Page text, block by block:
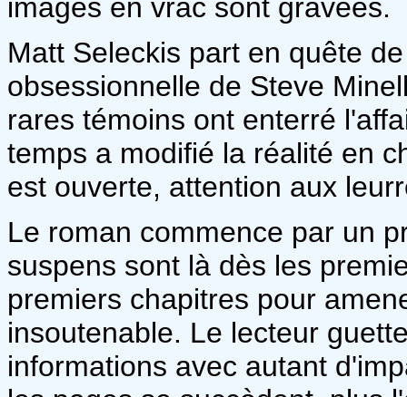
images en vrac sont gravées.
Matt Seleckis part en quête
obsessionnelle de Steve
rares témoins ont enterré
temps a modifié la réalité en
est ouverte, attention aux
Le roman commence par un
suspens sont là dès les
premiers chapitres pour
insoutenable. Le lecteur
informations avec autant